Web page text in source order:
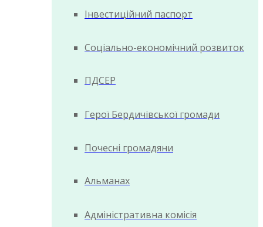
Інвестиційний паспорт
Соціально-економічний розвиток
ПДСЕР
Герої Бердичівської громади
Почесні громадяни
Альманах
Адміністративна комісія